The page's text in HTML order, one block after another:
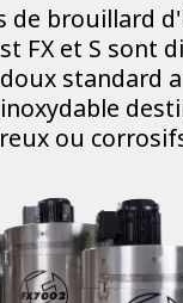
de brouillard
FX et S sont
standard
ou